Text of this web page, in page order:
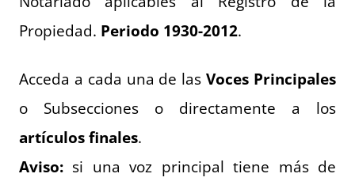
Propiedad. Periodo 1930-2012.
Acceda a cada una de lasVoces Principales
o Subsecciones o directamente a los
artículos finales.
Aviso: si una voz principal tiene más de